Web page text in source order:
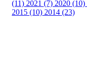
(11) 2021 (7) 2020 (10)
2015 (10) 2014 (23)